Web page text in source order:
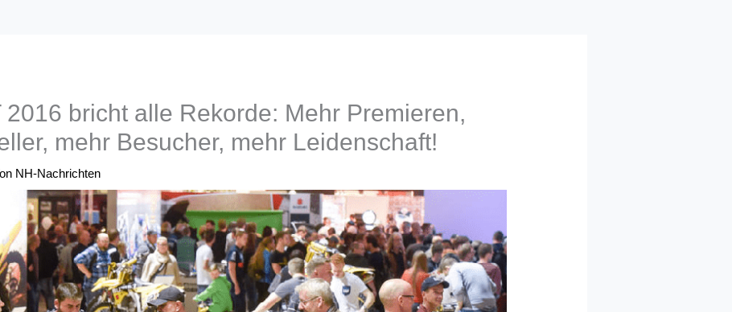
2016 bricht alle Rekorde: Mehr Premieren,
mehr Besucher, mehr Leidenschaft!
NH-Nachrichten